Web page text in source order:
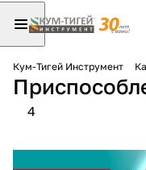
Кум-Тигей Инструмент
4
Для клиентов всех
оплатуна